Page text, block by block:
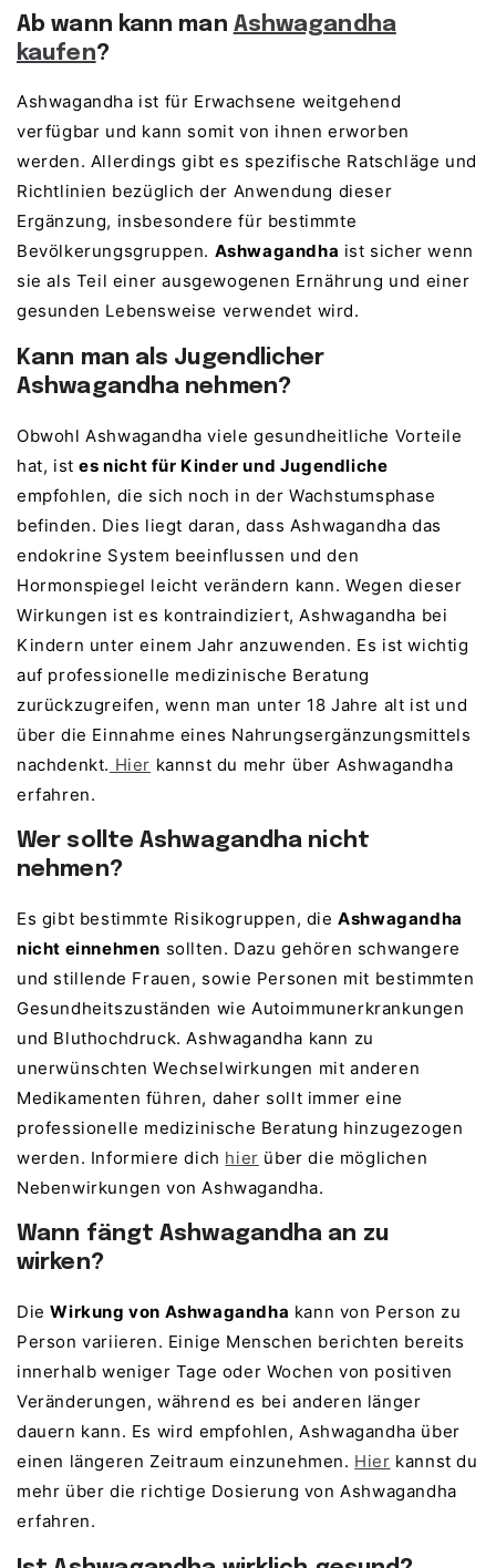
Ab wann kann man Ashwagandha
kaufen?
Ashwagandha ist für Erwachsene weitgehend
verfügbar und kann somit von ihnen erworben
werden. Allerdings gibt es spezifische Ratschläge und
Richtlinien bezüglich der Anwendung dieser
Ergänzung, insbesondere für bestimmte
Bevölkerungsgruppen. Ashwagandha ist sicher wenn
sie als Teil einer ausgewogenen Ernährung und einer
gesunden Lebensweise verwendet wird.
Kann man als Jugendlicher
Ashwagandha nehmen?
Obwohl Ashwagandha viele gesundheitliche Vorteile
hat, istes nicht für Kinder und Jugendliche
empfohlen, die sich noch in der Wachstumsphase
befinden. Dies liegt daran, dass Ashwagandha das
endokrine System beeinflussen und den
Hormonspiegel leicht verändern kann. Wegen dieser
Wirkungen ist es kontraindiziert, Ashwagandha bei
Kindern unter einem Jahr anzuwenden. Es ist wichtig
auf professionelle medizinische Beratung
zurückzugreifen, wenn man unter 18 Jahre alt ist und
über die Einnahme eines Nahrungsergänzungsmittels
nachdenkt. Hier kannst du mehr über Ashwagandha
erfahren.
Wer sollte Ashwagandha nicht
nehmen?
Es gibt bestimmte Risikogruppen, dieAshwagandha
nicht einnehmen sollten. Dazu gehören schwangere
und stillende Frauen, sowie Personen mit bestimmten
Gesundheitszuständen wie Autoimmunerkrankungen
und Bluthochdruck. Ashwagandha kann zu
unerwünschten Wechselwirkungen mit anderen
Medikamenten führen, daher sollt immer eine
professionelle medizinische Beratung hinzugezogen
werden. Informiere dich hier über die möglichen
Nebenwirkungen von Ashwagandha.
Wann fängt Ashwagandha an zu
wirken?
DieWirkung von Ashwagandha kann von Person zu
Person variieren. Einige Menschen berichten bereits
innerhalb weniger Tage oder Wochen von positiven
Veränderungen, während es bei anderen länger
dauern kann. Es wird empfohlen, Ashwagandha über
einen längeren Zeitraum einzunehmen. Hier kannst du
mehr über die richtige Dosierung von Ashwagandha
erfahren.